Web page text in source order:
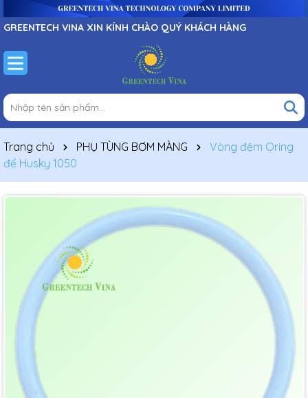
GREENTECH VINA XIN KÍNH CHÀO QUÝ KHÁCH HÀNG
Trang chủ PHỤ TÙNG BƠM MÀNG
Vòng đệm Oring
đế Husky 1050